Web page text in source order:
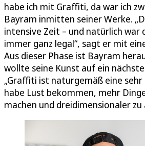
habe ich mit Graffiti, da war ich
Bayram inmitten seiner Werke.
intensive Zeit – und natürlich war
immer ganz legal“, sagt er mit
Aus dieser Phase ist Bayram
wollte seine Kunst auf ein
„Graffiti ist naturgemäß eine sehr
habe Lust bekommen, mehr
machen und dreidimensionaler zu